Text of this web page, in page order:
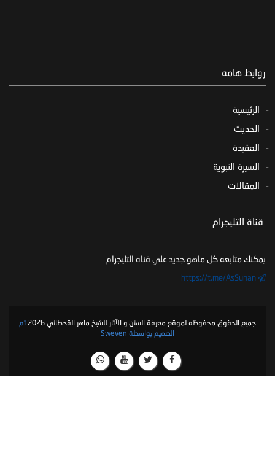
روابط هامه
الرئيسية
الحديث
العقيدة
السيرة النبوية
المقالات
‏ قناة التليجرام
يمكنك متابعه كل ماهو جديد علي قناه التليجرام
جميع الحقوق محفوظه لموقع معرفة السنن و الآثار للشيخ ماهر القحطاني 2026
تم
الصميم بواسطة Sweven